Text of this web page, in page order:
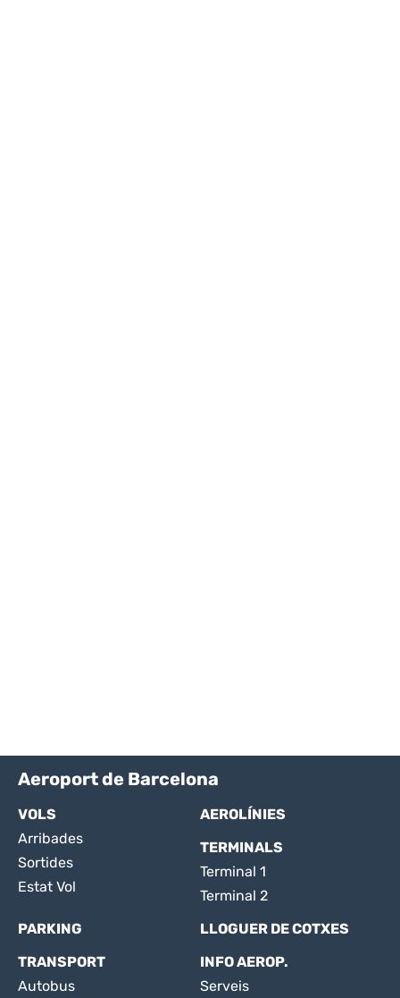
Aeroport de Barcelona
VOLS
Arribades
Sortides
Estat Vol
AEROLÍNIES
TERMINALS
Terminal 1
Terminal 2
PARKING
LLOGUER DE COTXES
TRANSPORT
Autobus
INFO AEROP.
Serveis